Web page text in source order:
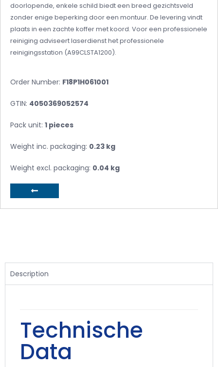
doorlopende, enkele schild biedt een breed gezichtsveld
zonder enige beperking door een montuur. De levering vindt
plaats in een zachte koffer met koord. Voor een professionele
reiniging adviseert laserdienst het professionele
reinigingsstation (A99CLSTA1200).
Order Number: F18P1H061001
GTIN: 4050369052574
Pack unit: 1 pieces
Weight inc. packaging: 0.23 kg
Weight excl. packaging: 0.04 kg
Description
Technische
Data